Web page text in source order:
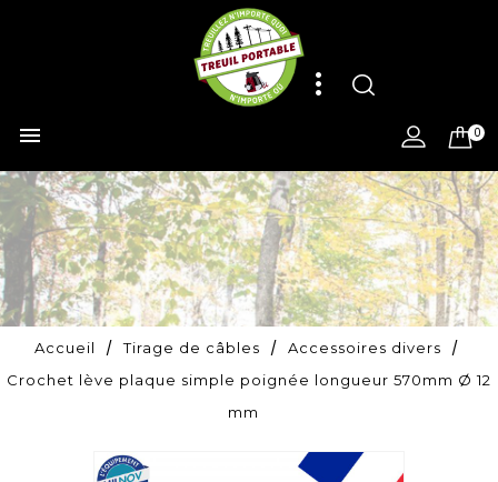
 0
Accueil Tirage de câbles
Accessoires divers
Crochet lève plaque simple poignée longueur 570mm Ø 12
mm